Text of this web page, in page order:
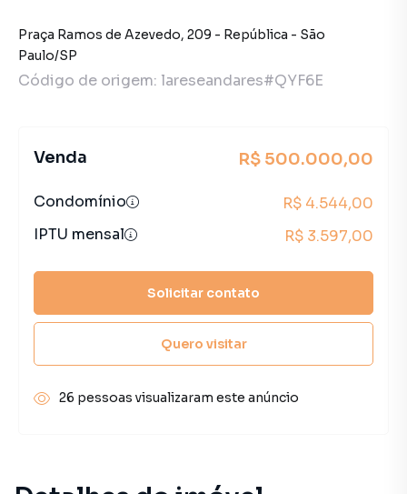
Praça Ramos de Azevedo, 209 - República - São
Paulo/SP
Código de origem: lareseandares#QYF6E
Venda R$ 500.000,00
Condomínio
R$ 4.544,00
IPTU mensal
R$ 3.597,00
Solicitar contato
Quero visitar
26 pessoas visualizaram este anúncio